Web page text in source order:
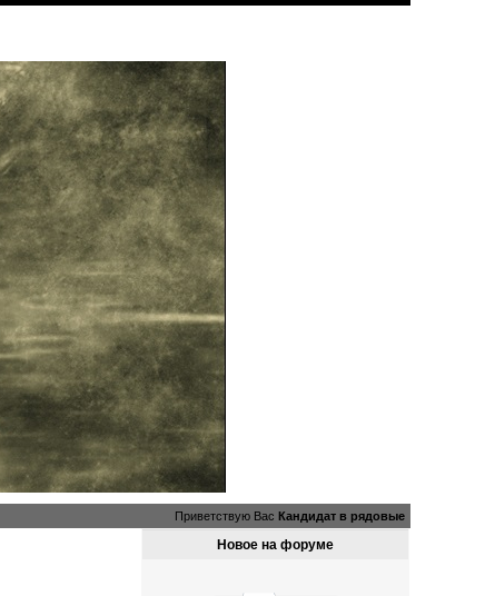
Приветствую Вас Кандидат в рядовые
Новое на форуме